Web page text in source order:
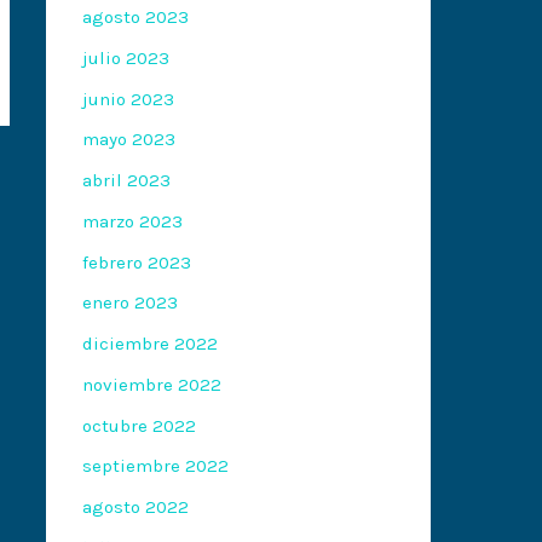
agosto 2023
julio 2023
junio 2023
mayo 2023
abril 2023
marzo 2023
febrero 2023
enero 2023
diciembre 2022
noviembre 2022
octubre 2022
septiembre 2022
agosto 2022